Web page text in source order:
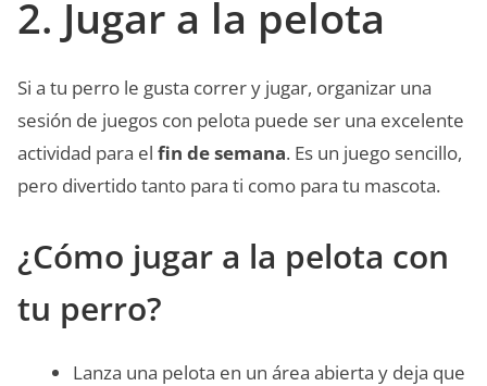
2. Jugar a la pelota
Si a tu perro le gusta correr y jugar, organizar una
sesión de juegos con pelota puede ser una excelente
actividad para el fin de semana. Es un juego sencillo,
pero divertido tanto para ti como para tu mascota.
¿Cómo jugar a la pelota con
tu perro?
Lanza una pelota en un área abierta y deja que